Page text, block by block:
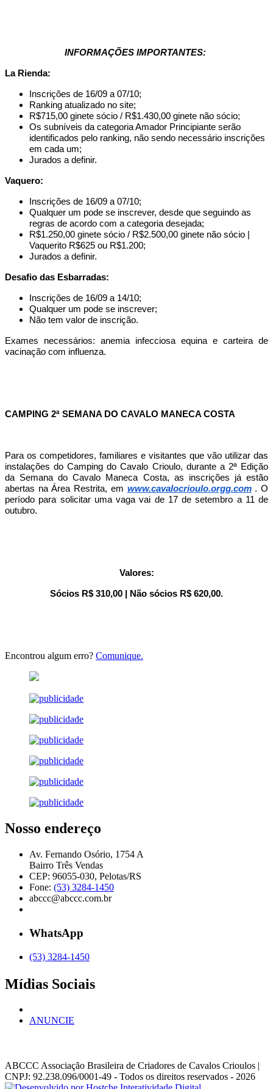
INFORMAÇÕES IMPORTANTES:
La Rienda:
Inscrições de 16/09 a 07/10;
Ranking atualizado no site;
R$715,00 ginete sócio / R$1.430,00 ginete não sócio;
Os subníveis da categoria Amador Principiante serão
identificados pelo ranking, não sendo necessário inscrições
em cada um;
Jurados a definir.
Vaquero:
Inscrições de 16/09 a 07/10;
Qualquer um pode se inscrever, desde que seguindo as
regras de acordo com a categoria desejada;
R$1.250,00 ginete sócio / R$2.500,00 ginete não sócio |
Vaquerito R$625 ou R$1.200;
Jurados a definir.
Desafio das Esbarradas:
Inscrições de 16/09 a 14/10;
Qualquer um pode se inscrever;
Não tem valor de inscrição.
Exames necessários: anemia infecciosa equina e carteira de
vacinação com influenza.
CAMPING 2ª SEMANA DO CAVALO MANECA COSTA
Para os competidores, familiares e visitantes que vão utilizar das
instalações do Camping do Cavalo Crioulo, durante a 2ª Edição
da Semana do Cavalo Maneca Costa, as inscrições já estão
abertas na Área Restrita, em www.cavalocrioulo.orgg.com. O
período para solicitar uma vaga vai de 17 de setembro a 11 de
outubro.
Valores:
Sócios R$ 310,00 | Não sócios R$ 620,00.
Encontrou algum erro? Comunique.
Nosso endereço
Av. Fernando Osório, 1754 A
Bairro Três Vendas
CEP: 96055-030, Pelotas/RS
Fone: (53) 3284-1450
abccc@abccc.com.br
WhatsApp
(53) 3284-1450
Mídias Sociais
ANUNCIE
ABCCC Associação Brasileira de Criadores de Cavalos Crioulos |
CNPJ: 92.238.096/0001-49 - Todos os direitos reservados - 2026